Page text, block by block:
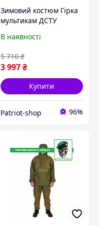
Зимовий костюм Гірка
мультикам ДСТУ
В наявності
3 997₴
5 710 ₴
Купити
Patriot-shop 96%